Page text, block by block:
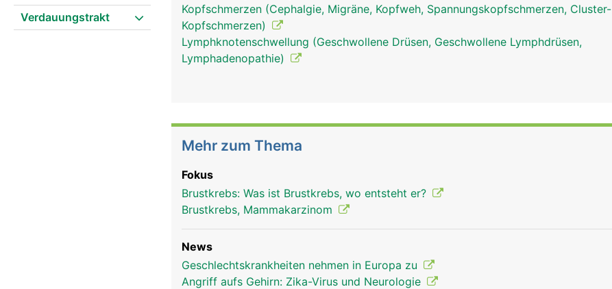
Verdauungstrakt
Kopfschmerzen (Cephalgie, Migräne, Kopfweh, Spannungskopfschmerzen, Cluster-
Kopfschmerzen)
Lymphknotenschwellung (Geschwollene Drüsen, Geschwollene Lymphdrüsen,
Lymphadenopathie)
Mehr zum Thema
Fokus
Brustkrebs: Was ist Brustkrebs, wo entsteht er?
Brustkrebs, Mammakarzinom
News
Geschlechtskrankheiten nehmen in Europa zu
Angriff aufs Gehirn: Zika-Virus und Neurologie